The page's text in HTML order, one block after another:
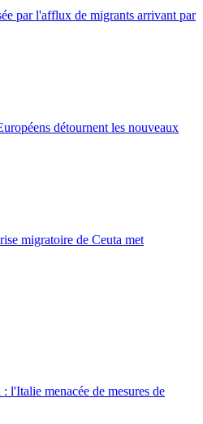
par l'afflux de migrants arrivant par
détournent les nouveaux
migratoire de Ceuta met
l'Italie menacée de mesures de